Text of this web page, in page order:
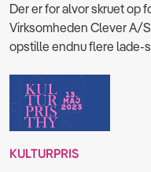
Der er for alvor skruet op
Virksomheden Clever A/
opstille endnu flere lade-
KULTURPRIS